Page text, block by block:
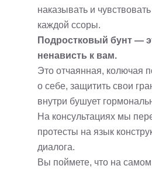
наказывать и
каждой ссоры.
Подростковый бунт —
ненависть к вам.
Это отчаянная, колючая
о себе, защитить свои
внутри бушует
На консультациях мы
протесты на язык
диалога.
Вы поймете, что на самом